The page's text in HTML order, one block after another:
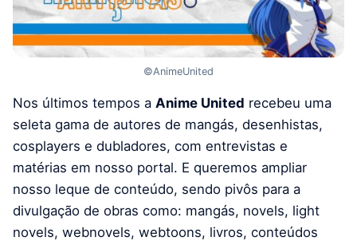
©AnimeUnited
Nos últimos tempos a Anime United recebeu uma
seleta gama de autores de mangás, desenhistas,
cosplayers e dubladores, com entrevistas e
matérias em nosso portal. E queremos ampliar
nosso leque de conteúdo, sendo pivôs para a
divulgação de obras como: mangás, novels, light
novels, webnovels, webtoons, livros, conteúdos